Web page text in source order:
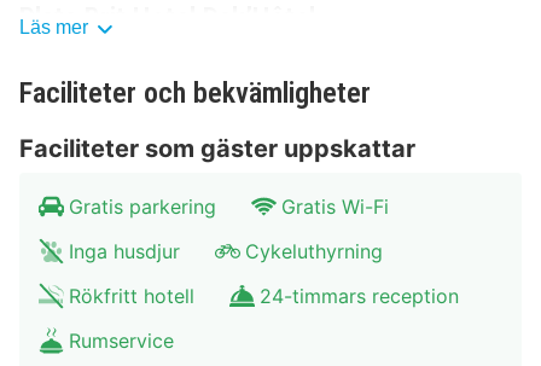
Plats Brit Hotel Dak’Hôtel
tillgång till stadens främsta sevärdheter. Hotellet ligger
närheten finns flera museer och kulturella attraktioner
som gör området till en utmärkt plats att bo på.
Kollektivtrafik som buss och tåg finns tillgängligt, och
det finns även parkeringsmöjligheter för gäster.
Museum A: 150 meter
Huvudtorget: 300 meter
Läs mer
Faciliteter och bekvämligheter
Faciliteter som gäster uppskattar
Gratis parkering
Gratis Wi-Fi
Inga husdjur
Cykeluthyrning
Rökfritt hotell
24-timmars reception
Rumservice